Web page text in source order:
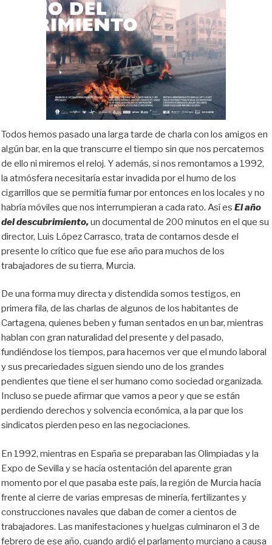
Todos hemos pasado una larga tarde de charla con los amigos en
algún bar, en la que transcurre el tiempo sin que nos percatemos
de ello ni miremos el reloj. Y además, si nos remontamos a 1992,
la atmósfera necesitaría estar invadida por el humo de los
cigarrillos que se permitía fumar por entonces en los locales y no
habría móviles que nos interrumpieran a cada rato. Así es El año
del descubrimiento,un documental de 200 minutos en el que su
director, Luis López Carrasco, trata de contarnos desde el
presente lo crítico que fue ese año para muchos de los
trabajadores de su tierra, Murcia.
De una forma muy directa y distendida somos testigos, en
primera fila, de las charlas de algunos de los habitantes de
Cartagena, quienes beben y fuman sentados en un bar, mientras
hablan con gran naturalidad del presente y del pasado,
fundiéndose los tiempos, para hacernos ver que el mundo laboral
y sus precariedades siguen siendo uno de los grandes
pendientes que tiene el ser humano como sociedad organizada.
Incluso se puede afirmar que vamos a peor y que se están
perdiendo derechos y solvencia económica, a la par que los
sindicatos pierden peso en las negociaciones.
En 1992, mientras en España se preparaban las Olimpiadas y la
Expo de Sevilla y se hacía ostentación del aparente gran
momento por el que pasaba este país, la región de Murcia hacía
frente al cierre de varias empresas de minería, fertilizantes y
construcciones navales que daban de comer a cientos de
trabajadores. Las manifestaciones y huelgas culminaron el 3 de
febrero de ese año, cuando ardió el parlamento murciano a causa